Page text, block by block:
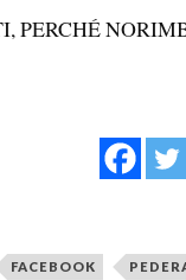
PERCHÉ
FACEBOOK